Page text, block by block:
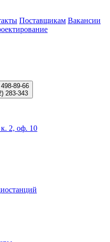
Поставщикам Вакансии
498-89-66
283-343
2, оф. 10